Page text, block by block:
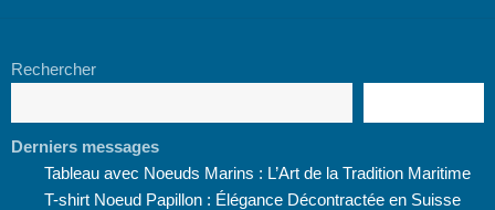
Rechercher
Derniers messages
Tableau avec Noeuds Marins : L’Art de la Tradition Maritime
T-shirt Noeud Papillon : Élégance Décontractée en Suisse